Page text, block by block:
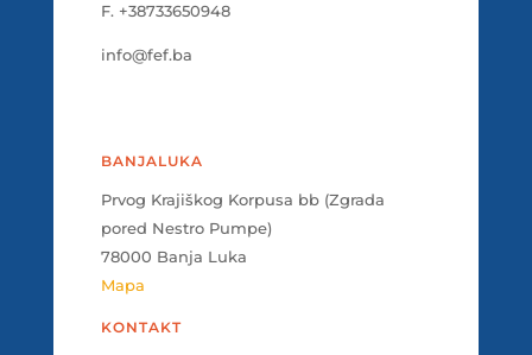
F. +38733650948
info@fef.ba
BANJALUKA
Prvog Krajiškog Korpusa bb (Zgrada
pored Nestro Pumpe)
78000 Banja Luka
Mapa
KONTAKT